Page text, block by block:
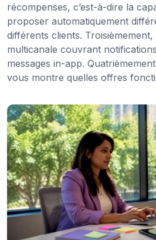
récompenses, c’est-à-dire la
proposer automatiquement
différents clients.
multicanale couvrant
messages in-app.
vous montre quelles offres